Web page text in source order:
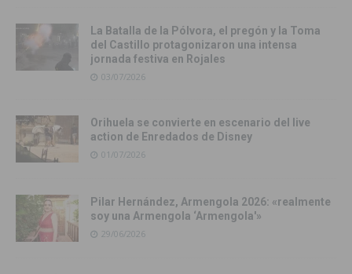
La Batalla de la Pólvora, el pregón y la Toma
del Castillo protagonizaron una intensa
jornada festiva en Rojales
03/07/2026
Orihuela se convierte en escenario del live
action de Enredados de Disney
01/07/2026
Pilar Hernández, Armengola 2026: «realmente
soy una Armengola ‘Armengola'»
29/06/2026